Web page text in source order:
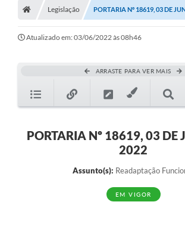
Legislação PORTARIA Nº 18619, 03 DE
Atualizado em: 03/06/2022 às 08h46
ARRASTE PARA VER MAIS
PORTARIA Nº 18619, 03 DE
2022
Assunto(s): Readaptação
EM VIGOR